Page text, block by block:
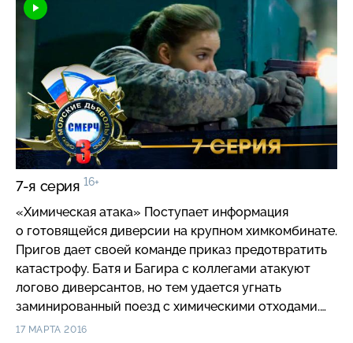
7-я серия 16+
«Химическая атака» Поступает информация
о готовящейся диверсии на крупном химкомбинате.
Пригов дает своей команде приказ предотвратить
катастрофу. Батя и Багира с коллегами атакуют
логово диверсантов, но тем удается угнать
заминированный поезд с химическими отходами.
Теперь стоит задача не просто остановить
17 МАРТА 2016